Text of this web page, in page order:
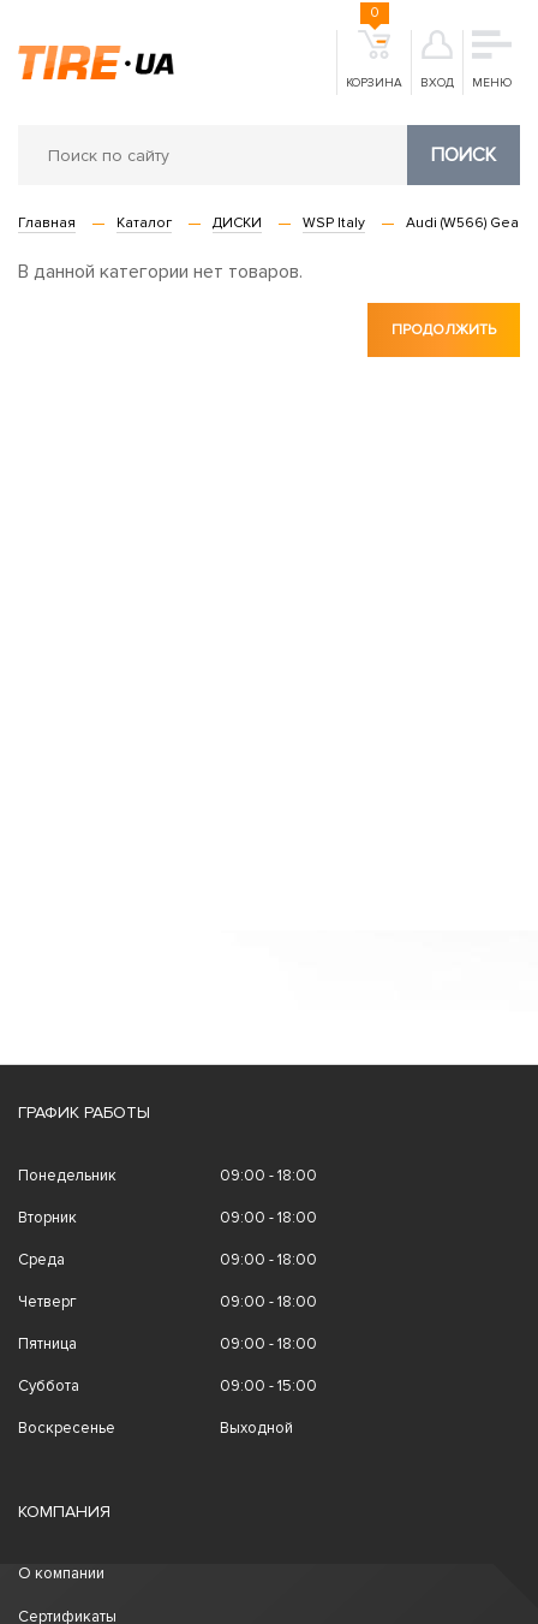
КОРЗИНА
0
ВХОД МЕНЮ
ПОИСК
Главная Каталог ДИСКИ WSP Italy Audi (W566) Gea
В данной категории нет товаров.
ПРОДОЛЖИТЬ
ГРАФИК РАБОТЫ
Понедельник 09:00 - 18:00
Вторник 09:00 - 18:00
Среда 09:00 - 18:00
Четверг 09:00 - 18:00
Пятница 09:00 - 18:00
Суббота 09:00 - 15:00
Воскресенье Выходной
КОМПАНИЯ
О компании
Сертификаты